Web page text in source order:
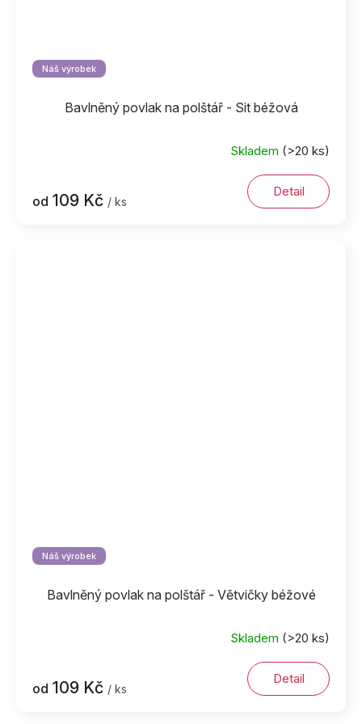
Náš výrobek
Bavlněný povlak na polštář - Sit béžová
Skladem (>20 ks)
od 109 Kč / ks
Detail
Náš výrobek
Bavlněný povlak na polštář - Větvičky béžové
Skladem (>20 ks)
od 109 Kč / ks
Detail